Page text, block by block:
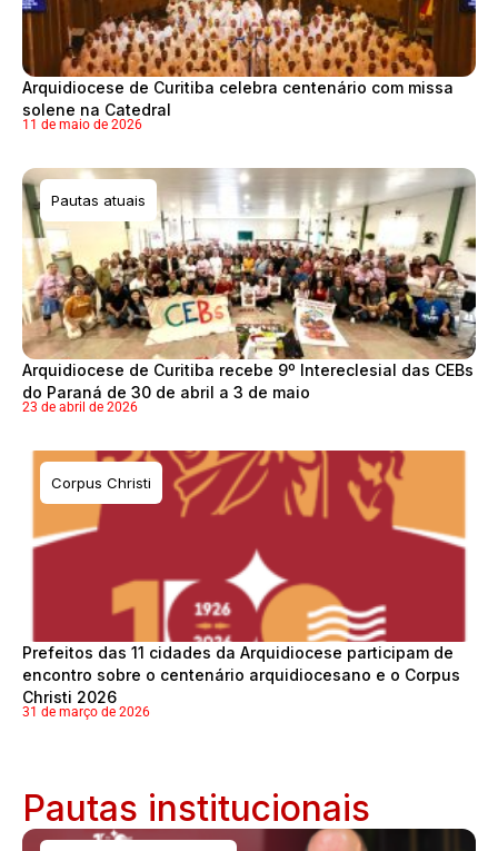
Arquidiocese de Curitiba celebra centenário com missa
solene na Catedral
11 de maio de 2026
Pautas atuais
Arquidiocese de Curitiba recebe 9º Intereclesial das CEBs
do Paraná de 30 de abril a 3 de maio
23 de abril de 2026
Corpus Christi
Prefeitos das 11 cidades da Arquidiocese participam de
encontro sobre o centenário arquidiocesano e o Corpus
Christi 2026
31 de março de 2026
Pautas institucionais